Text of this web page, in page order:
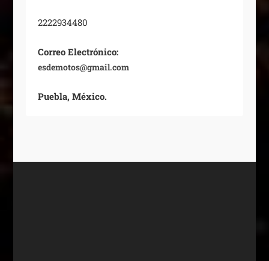
2222934480
Correo Electrónico:
esdemotos@gmail.com
Puebla, México.